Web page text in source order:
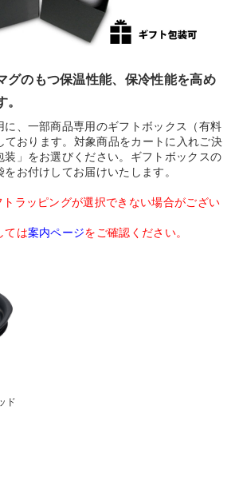
グのもつ保温性能、保冷性能を高め
に、一部商品専用のギフトボックス（有料
ております。対象商品をカートに入れご決
装」をお選びください。ギフトボックスの
お付けしてお届けいたします。
ラッピングが選択できない場合がござい
ては案内ページをご確認ください。
ド